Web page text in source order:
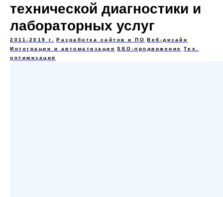
технической диагностики и
лабораторных услуг
2011-2019 г. Разработка сайтов и ПО Веб-дизайн
Интеграции и автоматизация SEO-продвижение
Тех.
оптимизация